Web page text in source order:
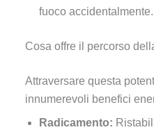
fuoco accidentalmente.
Cosa offre il percorso
Attraversare questa
innumerevoli benefici
Radicamento: